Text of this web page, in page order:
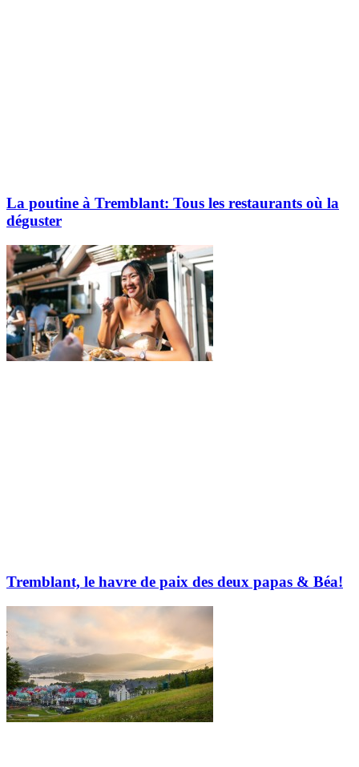
La poutine à Tremblant: Tous les restaurants où la
déguster
Tremblant, le havre de paix des deux papas & Béa!